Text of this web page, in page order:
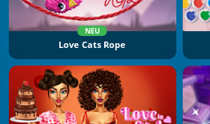
NEU
Love Cats Rope